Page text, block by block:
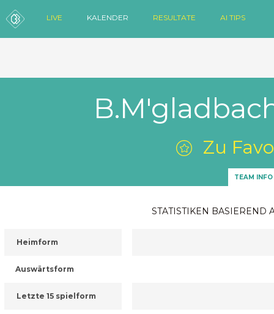
LIVE KALENDER RESULTATE AI TIPS
Zu
TEAM INFO
STATISTIKEN BASIEREND
Heimform
Auswärtsform
Letzte 15 spielform